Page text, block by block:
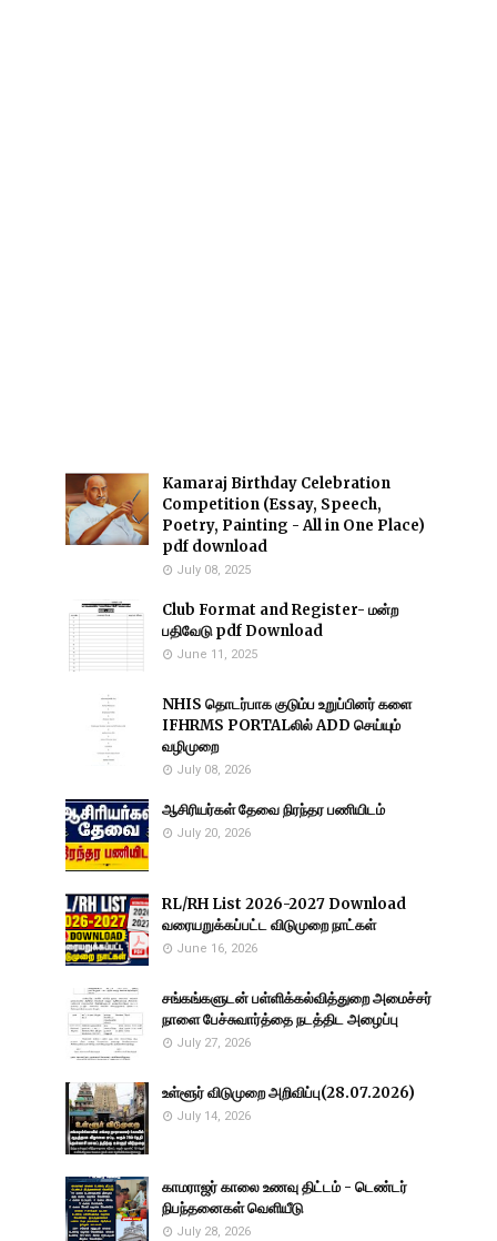
Kamaraj Birthday Celebration
Competition (Essay, Speech,
Poetry, Painting - All in One Place)
pdf download
July 08, 2025
Club Format and Register- மன்ற
பதிவேடு pdf Download
June 11, 2025
NHIS தொடர்பாக குடும்ப உறுப்பினர் களை
IFHRMS PORTALலில் ADD செய்யும்
வழிமுறை
July 08, 2026
ஆசிரியர்கள் தேவை நிரந்தர பணியிடம்
July 20, 2026
RL/RH List 2026-2027 Download
வரையறுக்கப்பட்ட விடுமுறை நாட்கள்
June 16, 2026
சங்கங்களுடன் பள்ளிக்கல்வித்துறை அமைச்சர்
நாளை பேச்சுவார்த்தை நடத்திட அழைப்பு
July 27, 2026
உள்ளூர் விடுமுறை அறிவிப்பு(28.07.2026)
July 14, 2026
காமராஜர் காலை உணவு திட்டம் - டெண்டர்
நிபந்தனைகள் வெளியீடு
July 28, 2026